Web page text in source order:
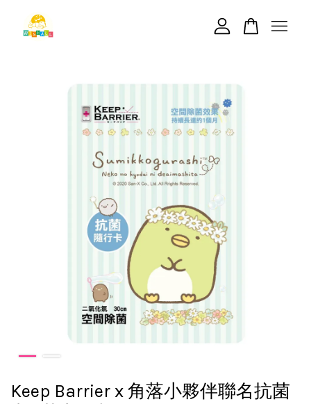
Keep Barrier x 角落小夥伴聯名抗菌
繼續購物